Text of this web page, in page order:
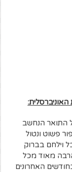
התואר הנחשב
פשוט ונטול
וילחם בברוק
מאוד מכל
האחרונים